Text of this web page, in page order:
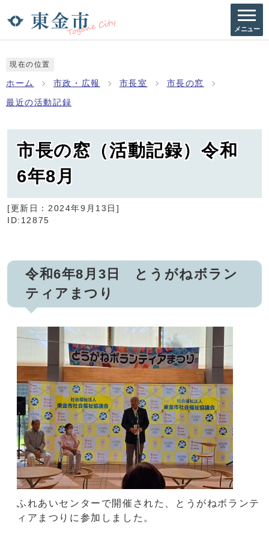
メニュー
現在の位置
ホーム 市政・広報 市長室 市長の窓
最近の活動記録
市長の窓（活動記録）令和
6年8月
[更新日： 2024年9月13日 ]
ID:12875
令和6年8月3日 とうがねボラン
ティアまつり
ふれあいセンターで開催された、とうがねボランテ
ィアまつりに参加しました。